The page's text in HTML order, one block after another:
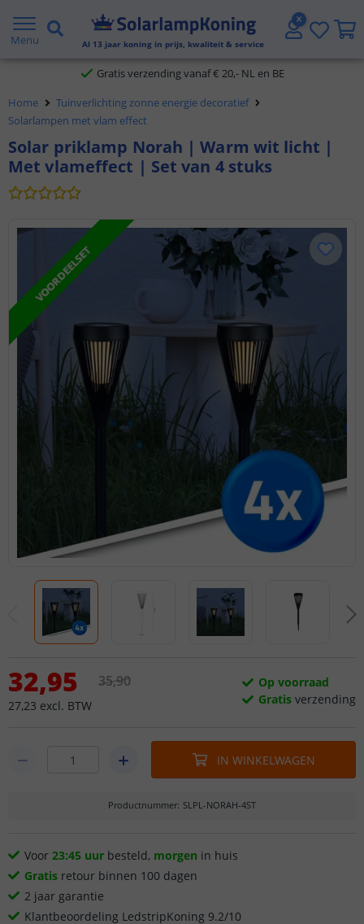
Menu Al 13 jaar koning in prijs, kwaliteit & service
2 jaar garantie
Gratis verzending vanaf € 20,- NL en BE
Klantbeoordeling 9.1
Home
Tuinverlichting zonne energie decoratief
Solarlampen met vlam effect
Solar priklamp Norah | Warm wit licht |
Met vlameffect | Set van 4 stuks
VOORDEELSET
32,95
27,23 excl. BTW
35,90
Op voorraad
Gratis verzending
IN WINKELWAGEN
Productnummer: SLPL-NORAH-4ST
Voor 23:45 uur besteld, morgen in huis
Gratis retour binnen 100 dagen
2 jaar garantie
Klantbeoordeling LedstripKoning 9.2/10